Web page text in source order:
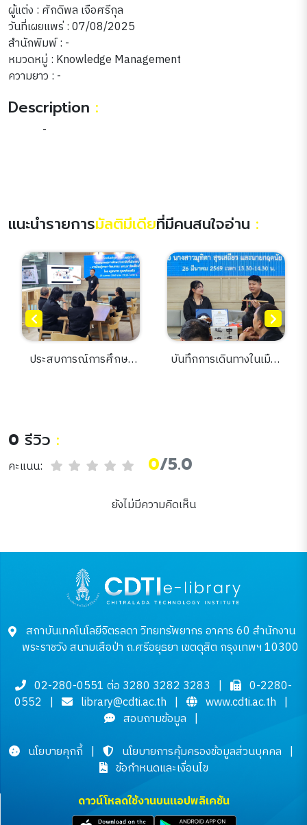
ผู้แต่ง : ศักดิพล เจือศรีกุล
วันที่เผยแพร่ : 07/08/2025
สำนักพิมพ์ : -
หมวดหมู่ : Knowledge Management
ความยาว : -
Description :
-
แนะนำรายการมัลติมีเดียที่มีคนสนใจอ่าน :
ประสบการณ์การศึกษา
บันทึกการเดินทางในเมือง
0 รีวิว :
คะแนน: 0/5.0
ยังไม่มีความคิดเห็น
สถาบันเทคโนโลยีจิตรลดา วิทยทรัพยากร อาคาร 60 สำนักงาน
พระราชวัง สนามเสือป่า ถ.ศรีอยุธยา เขตดุสิต กรุงเทพฯ 10300
02-280-0551 ต่อ 3280 3282 3283 |
0-2280-
0552 | library@cdti.ac.th | www.cdti.ac.th |
สอบถามข้อมูล |
นโยบายคุกกี้ | นโยบายการคุ้มครองข้อมูลส่วนบุคคล |
ข้อกำหนดและเงื่อนไข
ดาวน์โหลดใช้งานบนแอปพลิเคชัน